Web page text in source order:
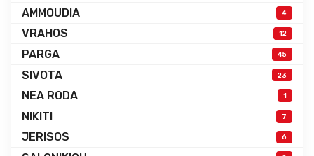
AMMOUDIA 4
VRAHOS 12
PARGA 45
SIVOTA 23
NEA RODA 1
NIKITI 7
JERISOS 6